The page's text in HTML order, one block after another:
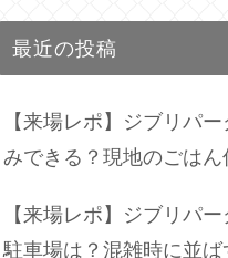
最近の投稿
【来場レポ】ジブリパ
みできる？現地のごはん
【来場レポ】ジブリパ
駐車場は？混雑時に並ば